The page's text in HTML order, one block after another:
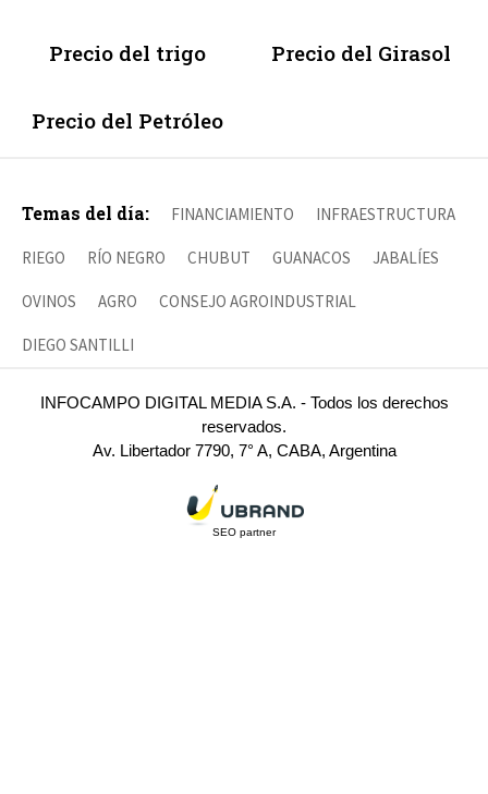
Precio del trigo Precio del Girasol
Precio del Petróleo
Temas del día: FINANCIAMIENTO INFRAESTRUCTURA
RIEGO RÍO NEGRO CHUBUT GUANACOS JABALÍES
OVINOS AGRO CONSEJO AGROINDUSTRIAL
DIEGO SANTILLI
INFOCAMPO DIGITAL MEDIA S.A. - Todos los derechos
reservados.
Av. Libertador 7790, 7° A, CABA, Argentina
SEO partner